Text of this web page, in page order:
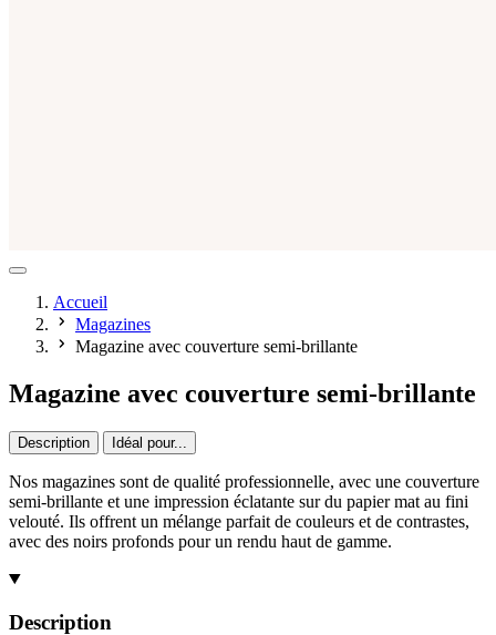
Accueil
Magazines
Magazine avec couverture semi-brillante
Magazine avec couverture semi-brillante
Description Idéal pour...
Nos magazines sont de qualité professionnelle, avec une couverture
semi-brillante et une impression éclatante sur du papier mat au fini
velouté. Ils offrent un mélange parfait de couleurs et de contrastes,
avec des noirs profonds pour un rendu haut de gamme.
Description